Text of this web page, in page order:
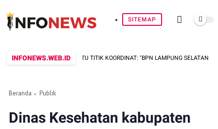
SITEMAP
INFONEWS.WEB.ID
SERTIFIKAT, SATU TITIK KOORDINAT: "BPN LAMPUNG SELATAN DISOROT,
Beranda Publik
Dinas Kesehatan kabupaten